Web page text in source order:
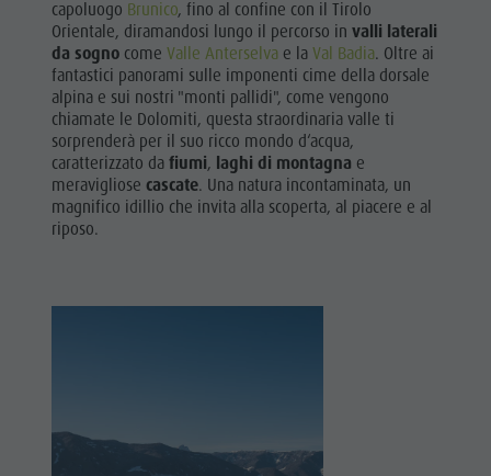
LOCALITÀ
DOLOMITI
FAMIGLIA &
Attrazioni
Bar &
Ristoranti
Cook the
Shopping
Cultura
Attrazioni
Bar & Ristoranti
Cook the Mountain
Shopping
Benessere
Parchi naturali
La Val Pusteria
Parapendio & Voli tandem
Programmi di vacanza
Webcam
Meteo
Kronplatz Doctor Service
capoluogo Brunico, fino al confine con il Tirolo
Orientale, diramandosi lungo il percorso invalli laterali
da sogno comeValle Anterselva e laVal Badia. Oltre ai
fantastici panorami sulle imponenti cime della dorsale
alpina e sui nostri "monti pallidi", come vengono
chiamate le Dolomiti, questa straordinaria valle ti
sorprenderà per il suo ricco mondo d‘acqua,
caratterizzato dafiumi, laghi di montagna e
meravigliosecascate. Una natura incontaminata, un
magnifico idillio che invita alla scoperta, al piacere e al
riposo.